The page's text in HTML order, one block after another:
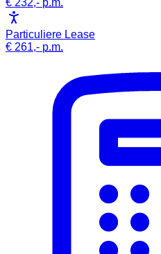
€ 232,- p.m.
Particuliere Lease
€ 261,- p.m.